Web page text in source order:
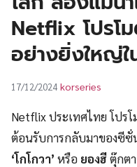
Netflix โปรโ
อย่างยิ่งใหญ่ใ
17/12/2024 korseries
Netflix ประเทศไทย โปรโ
ต้อนรับการกลับมาของซีซั่
‘โกโกวา’ หรือ ยองฮีตุ๊กต